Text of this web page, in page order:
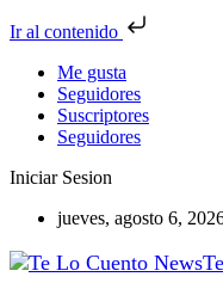
Ir al contenido
Me gusta
Seguidores
Suscriptores
Seguidores
Iniciar Sesion
jueves, agosto 6,